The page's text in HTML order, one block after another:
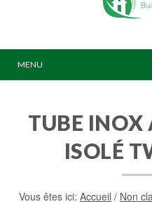
MENU
TUBE INOX
ISOLÉ
Vous êtes ici: Accueil / Non